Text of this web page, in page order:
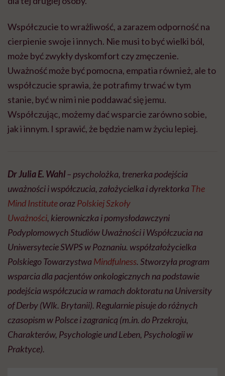
Współczucie to wrażliwość, a zarazem odporność na
cierpienie swoje i innych. Nie musi to być wielki ból,
może być zwykły dyskomfort czy zmęczenie.
Uważność może być pomocna, empatia również, ale to
współczucie sprawia, że potrafimy trwać w tym
stanie, być w nim i nie poddawać się jemu.
Współczując, możemy dać wsparcie zarówno sobie,
jak i innym. I sprawić, że będzie nam w życiu lepiej.
Dr Julia E. Wahl– psycholożka, trenerka podejścia
uważności i współczucia, założycielka i dyrektorka The
Mind InstituteorazPolskiej Szkoły
Uważności, kierowniczka i pomysłodawczyni
Podyplomowych Studiów Uważności i Współczucia na
Uniwersytecie SWPS w Poznaniu. współzałożycielka
Polskiego Towarzystwa Mindfulness. Stworzyła program
wsparcia dla pacjentów onkologicznych na podstawie
podejścia współczucia w ramach doktoratu na University
of Derby (Wlk. Brytanii). Regularnie pisuje do różnych
czasopism w Polsce i zagranicą (m.in. do Przekroju,
Charakterów, Psychologie und Leben, Psychologii w
Praktyce).